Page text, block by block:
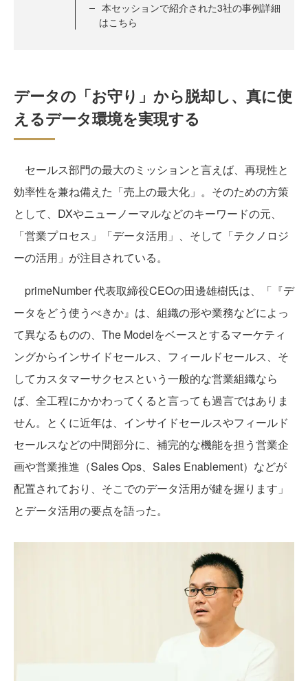
本セッションで紹介された3社の事例詳細
はこちら
データの「お守り」から脱却し、真に使
えるデータ環境を実現する
セールス部門の最大のミッションと言えば、再現性と
効率性を兼ね備えた「売上の最大化」。そのための方策
として、DXやニューノーマルなどのキーワードの元、
「営業プロセス」「データ活用」、そして「テクノロジ
ーの活用」が注目されている。
primeNumber 代表取締役CEOの田邊雄樹氏は、「『デ
ータをどう使うべきか』は、組織の形や業務などによっ
て異なるものの、The Modelをベースとするマーケティ
ングからインサイドセールス、フィールドセールス、そ
してカスタマーサクセスという一般的な営業組織なら
ば、全工程にかかわってくると言っても過言ではありま
せん。とくに近年は、インサイドセールスやフィールド
セールスなどの中間部分に、補完的な機能を担う営業企
画や営業推進（Sales Ops、Sales Enablement）などが
配置されており、そこでのデータ活用が鍵を握ります」
とデータ活用の要点を語った。